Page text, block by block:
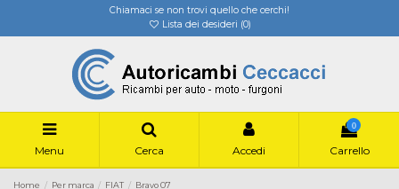
Chiamaci se non trovi quello che cerchi!
Lista dei desideri (0)
Menu Cerca Accedi
0
Carrello
Home Per marca FIAT Bravo 07